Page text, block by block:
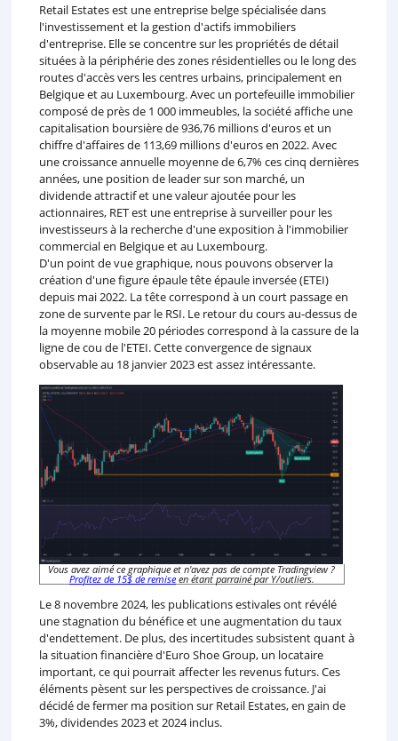
Retail Estates est une entreprise belge spécialisée dans
l'investissement et la gestion d'actifs immobiliers
d'entreprise. Elle se concentre sur les propriétés de détail
situées à la périphérie des zones résidentielles ou le long des
routes d'accès vers les centres urbains, principalement en
Belgique et au Luxembourg. Avec un portefeuille immobilier
composé de près de 1 000 immeubles, la société affiche une
capitalisation boursière de 936,76 millions d'euros et un
chiffre d'affaires de 113,69 millions d'euros en 2022. Avec
une croissance annuelle moyenne de 6,7% ces cinq dernières
années, une position de leader sur son marché, un
dividende attractif et une valeur ajoutée pour les
actionnaires, RET est une entreprise à surveiller pour les
investisseurs à la recherche d'une exposition à l'immobilier
commercial en Belgique et au Luxembourg.
D'un point de vue graphique, nous pouvons observer la
création d'une figure épaule tête épaule inversée (ETEI)
depuis mai 2022. La tête correspond à un court passage en
zone de survente par le RSI. Le retour du cours au-dessus de
la moyenne mobile 20 périodes correspond à la cassure de la
ligne de cou de l'ETEI. Cette convergence de signaux
observable au 18 janvier 2023 est assez intéressante.
Vous avez aimé ce graphique et n'avez pas de compte Tradingview ?
Profitez de 15$ de remiseen étant parrainé par Y/outliers.
Le 8 novembre 2024, les publications estivales ont révélé
une stagnation du bénéfice et une augmentation du taux
d'endettement. De plus, des incertitudes subsistent quant à
la situation financière d'Euro Shoe Group, un locataire
important, ce qui pourrait affecter les revenus futurs. Ces
éléments pèsent sur les perspectives de croissance. J'ai
décidé de fermer ma position sur Retail Estates, en gain de
3%, dividendes 2023 et 2024 inclus.